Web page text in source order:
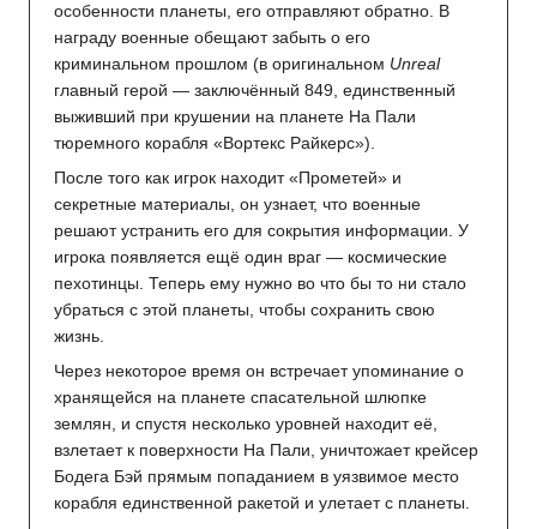
особенности планеты, его отправляют обратно. В
награду военные обещают забыть о его
криминальном прошлом (в оригинальном Unreal
главный герой — заключённый 849, единственный
выживший при крушении на планете На Пали
тюремного корабля «Вортекс Райкерс»).
После того как игрок находит «Прометей» и
секретные материалы, он узнает, что военные
решают устранить его для сокрытия информации. У
игрока появляется ещё один враг — космические
пехотинцы. Теперь ему нужно во что бы то ни стало
убраться с этой планеты, чтобы сохранить свою
жизнь.
Через некоторое время он встречает упоминание о
хранящейся на планете спасательной шлюпке
землян, и спустя несколько уровней находит её,
взлетает к поверхности На Пали, уничтожает крейсер
Бодега Бэй прямым попаданием в уязвимое место
корабля единственной ракетой и улетает с планеты.